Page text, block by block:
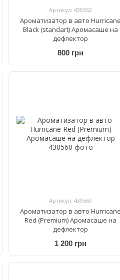
Артикул: 430552
Ароматизатор в авто Hurricane
Black (standart) Аромасаше на
дефлектор
800 грн
Артикул: 430560
Ароматизатор в авто Hurricane
Red (Premium) Аромасаше на
дефлектор
1 200 грн